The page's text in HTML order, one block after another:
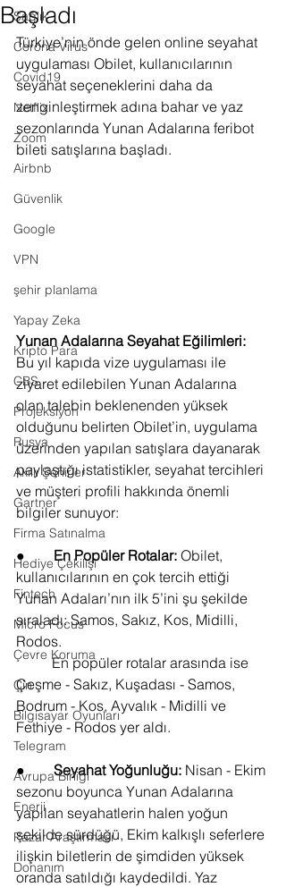
Sağlık
Corona Virus
Covid19
Netflix
Zoom
Airbnb
Güvenlik
Google
VPN
şehir planlama
Yapay Zeka
Kripto Para
CBS
Projeksiyon
Rusya
Akıllı Şehirler
Gartner
Firma Satınalma
Hediye Çekilişi
Fintech
Micro Focus
Çevre Koruma
Çin
Bilgisayar Oyunları
Telegram
Avrupa Birliği
Enerji
Pazar Araştırması
Donanım
Başladı
Türkiye’nin önde gelen online seyahat
uygulaması Obilet, kullanıcılarının
seyahat seçeneklerini daha da
zenginleştirmek adına bahar ve yaz
sezonlarında Yunan Adalarına feribot
bileti satışlarına başladı.
Yunan Adalarına Seyahat Eğilimleri:
Bu yıl kapıda vize uygulaması ile
ziyaret edilebilen Yunan Adalarına
olan talebin beklenenden yüksek
olduğunu belirten Obilet’in, uygulama
üzerinden yapılan satışlara dayanarak
paylaştığı istatistikler, seyahat tercihleri
ve müşteri profili hakkında önemli
bilgiler sunuyor:
● En Popüler Rotalar: Obilet,
kullanıcılarının en çok tercih ettiği
Yunan Adaları’nın ilk 5’ini şu şekilde
sıraladı: Samos, Sakız, Kos, Midilli,
Rodos.
	En popüler rotalar arasında ise
Çeşme - Sakız, Kuşadası - Samos,
Bodrum - Kos, Ayvalık - Midilli ve
Fethiye - Rodos yer aldı.
● Seyahat Yoğunluğu: Nisan - Ekim
sezonu boyunca Yunan Adalarına
yapılan seyahatlerin halen yoğun
şekilde sürdüğü, Ekim kalkışlı seferlere
ilişkin biletlerin de şimdiden yüksek
oranda satıldığı kaydedildi. Yaz